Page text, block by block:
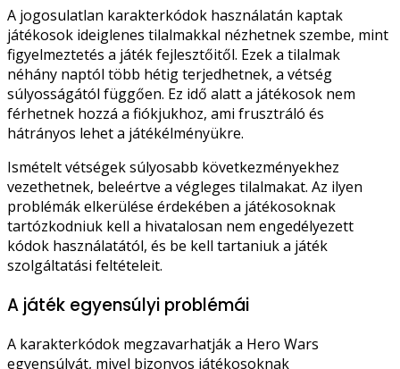
A jogosulatlan karakterkódok használatán kaptak
játékosok ideiglenes tilalmakkal nézhetnek szembe, mint
figyelmeztetés a játék fejlesztőitől. Ezek a tilalmak
néhány naptól több hétig terjedhetnek, a vétség
súlyosságától függően. Ez idő alatt a játékosok nem
férhetnek hozzá a fiókjukhoz, ami frusztráló és
hátrányos lehet a játékélményükre.
Ismételt vétségek súlyosabb következményekhez
vezethetnek, beleértve a végleges tilalmakat. Az ilyen
problémák elkerülése érdekében a játékosoknak
tartózkodniuk kell a hivatalosan nem engedélyezett
kódok használatától, és be kell tartaniuk a játék
szolgáltatási feltételeit.
A játék egyensúlyi problémái
A karakterkódok megzavarhatják a Hero Wars
egyensúlyát, mivel bizonyos játékosoknak